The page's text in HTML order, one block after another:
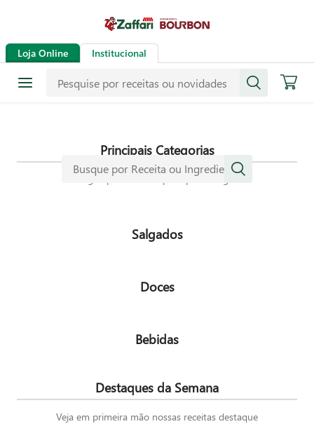
Loja Online Institucional
Receitas
Mais de mil receitas
Principais Categorias
Navegue pelas nossas principais categorias
Salgados
Doces
Bebidas
Destaques da Semana
Veja em primeira mão nossas receitas destaque